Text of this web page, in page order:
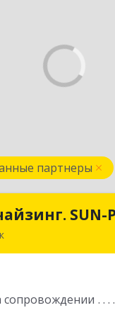
партнеры
SUN-
сопровождении